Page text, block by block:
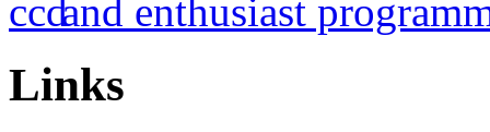
Links